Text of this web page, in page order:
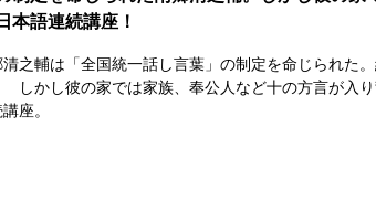
語連続講座！
之輔は「全国統一話し言葉」の制定を命じられた
しかし彼の家では家族、奉公人など十の方言が入
座。